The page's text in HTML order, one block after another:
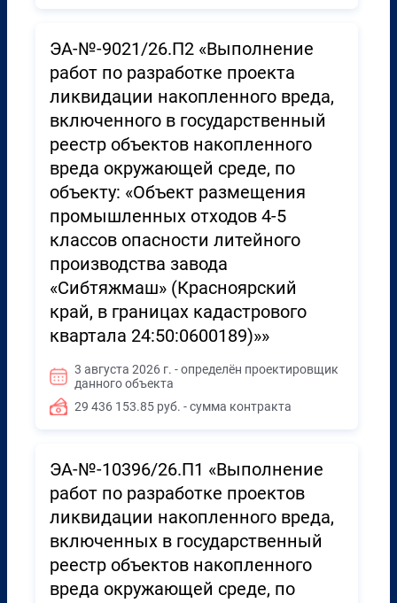
ЭА-№-9021/26.П2 «Выполнение
работ по разработке проекта
ликвидации накопленного вреда,
включенного в государственный
реестр объектов накопленного
вреда окружающей среде, по
объекту: «Объект размещения
промышленных отходов 4-5
классов опасности литейного
производства завода
«Сибтяжмаш» (Красноярский
край, в границах кадастрового
квартала 24:50:0600189)»»
3 августа 2026 г. - определён проектировщик
данного объекта
29 436 153.85 руб. - сумма контракта
ЭА-№-10396/26.П1 «Выполнение
работ по разработке проектов
ликвидации накопленного вреда,
включенных в государственный
реестр объектов накопленного
вреда окружающей среде, по